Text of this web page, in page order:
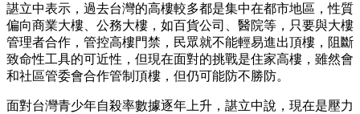
諶立中表示，過去台灣的高樓較多都是集中在都市地區，性質
偏向商業大樓、公務大樓，如百貨公司、醫院等，只要與大樓
管理者合作，管控高樓門禁，民眾就不能輕易進出頂樓，阻斷
致命性工具的可近性，但現在面對的挑戰是住家高樓，雖然會
和社區管委會合作管制頂樓，但仍可能防不勝防。
面對台灣青少年自殺率數據逐年上升，諶立中說，現在是壓力